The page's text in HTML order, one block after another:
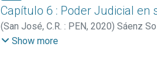
Capítulo 6 : Poder Judicial en
(San José, C.R. : PEN, 2020) Sáenz
Nación
Show more